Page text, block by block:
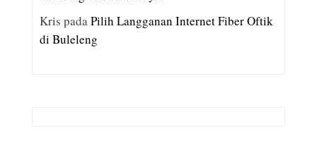
Kris padaPilih Langganan Internet Fiber Oftik
di Buleleng